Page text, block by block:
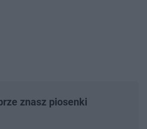
znasz piosenki